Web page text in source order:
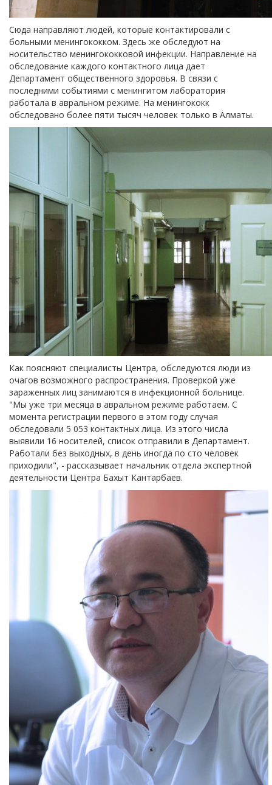
Сюда направляют людей, которые контактировали с
больными менингококком. Здесь же обследуют на
носительство менингококковой инфекции. Направление на
обследование каждого контактного лица дает
Департамент общественного здоровья. В связи с
последними событиями с менингитом лаборатория
работала в авральном режиме. На менингококк
обследовано более пяти тысяч человек только в Алматы.
Как поясняют специалисты Центра, обследуются люди из
очагов возможного распространения. Проверкой уже
зараженных лиц занимаются в инфекционной больнице.
"Мы уже три месяца в авральном режиме работаем. С
момента регистрации первого в этом году случая
обследовали 5 053 контактных лица. Из этого числа
выявили 16 носителей, список отправили в Департамент.
Работали без выходных, в день иногда по сто человек
приходили", - рассказывает начальник отдела экспертной
деятельности Центра Бахыт Кантарбаев.